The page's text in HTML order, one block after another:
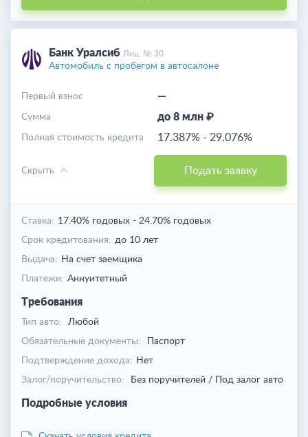
Банк Уралсиб Лиц. № 30
Автомобиль с пробегом в автосалоне
—
Первый взнос
до 8 млн ₽
Cумма
17.387% - 29.076%
Полная стоимость кредита
Подать заявку
Скрыть
Ставка: 17.40% годовых - 24.70% годовых
Срок кредитования: до 10 лет
Выдача: На счет заемщика
Платежи: Аннуитетный
Требования
Тип авто:
Любой
Обязательные документы:
Паспорт
Подтверждение дохода: Нет
Залог/поручительство:
Без поручителей / Под залог авто
Подробные условия